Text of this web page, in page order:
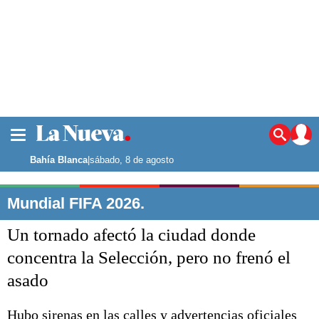
Noticias
La ciudad
Punta Alta
El país
El mundo
Seguridad
Opinión
Liga del Sur
Bahía Blanca|sábado, 8 de agosto
Mundial FIFA 2026.
Un tornado afectó la ciudad donde
concentra la Selección, pero no frenó el
asado
Hubo sirenas en las calles y advertencias oficiales